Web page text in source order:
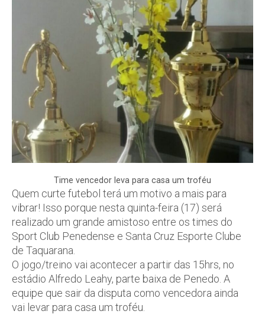
Time vencedor leva para casa um troféu
Quem curte futebol terá um motivo a mais para
vibrar! Isso porque nesta quinta-feira (17) será
realizado um grande amistoso entre os times do
Sport Club Penedense e Santa Cruz Esporte Clube
de Taquarana.
O jogo/treino vai acontecer a partir das 15hrs, no
estádio Alfredo Leahy, parte baixa de Penedo. A
equipe que sair da disputa como vencedora ainda
vai levar para casa um troféu.